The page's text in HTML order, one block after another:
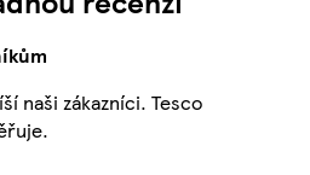
naši zákazníci. Tesco